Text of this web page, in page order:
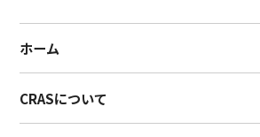
ホーム
CRASについて